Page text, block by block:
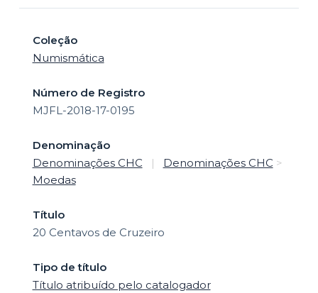
Coleção
Numismática
Número de Registro
MJFL-2018-17-0195
Denominação
Denominações CHC
| Denominações CHC >
Moedas
Título
20 Centavos de Cruzeiro
Tipo de título
Título atribuído pelo catalogador